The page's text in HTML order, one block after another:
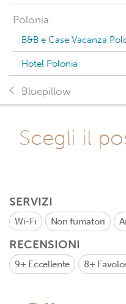
Polonia
B&B e Case Vacanza
Hotel Polonia
Bluepillow
Scegli il
SERVIZI
Wi-Fi Non fumatori
RECENSIONI
9+ Eccellente 8+